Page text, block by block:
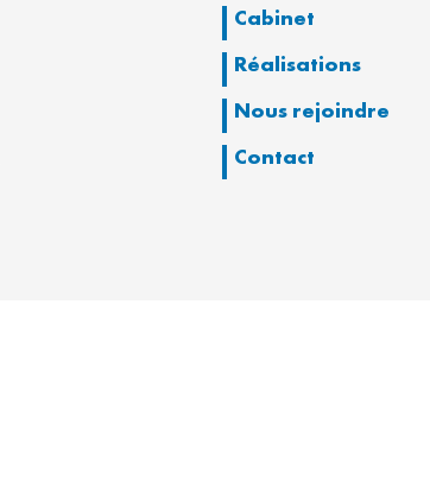
Cabinet
Réalisations
Nous rejoindre
Contact